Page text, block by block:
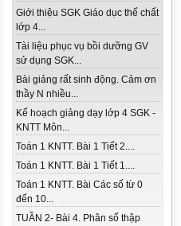
Giới thiệu SGK Giáo dục thể chất
lớp 4...
Tài liệu phục vụ bồi dưỡng GV
sử dụng SGK...
Bài giảng rất sinh động. Cảm ơn
thầy N nhiều...
Kế hoạch giảng dạy lớp 4 SGK -
KNTT Môn...
Toán 1 KNTT. Bài 1 Tiết 2....
Toán 1 KNTT. Bài 1 Tiết 1....
Toán 1 KNTT. Bài Các số từ 0
đến 10...
TUẦN 2- Bài 4. Phân số thập